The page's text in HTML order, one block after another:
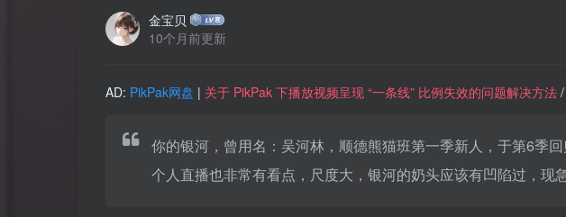
金宝贝
10个月前更新
AD: PikPak网盘 | 关于 PikPak 下播放视频呈现 “一条线” 比例失效的问题解决方法 /
你的银河，曾用名：吴河林，顺德熊猫班第一季新人，于第6季回
个人直播也非常有看点，尺度大，银河的奶头应该有凹陷过，现